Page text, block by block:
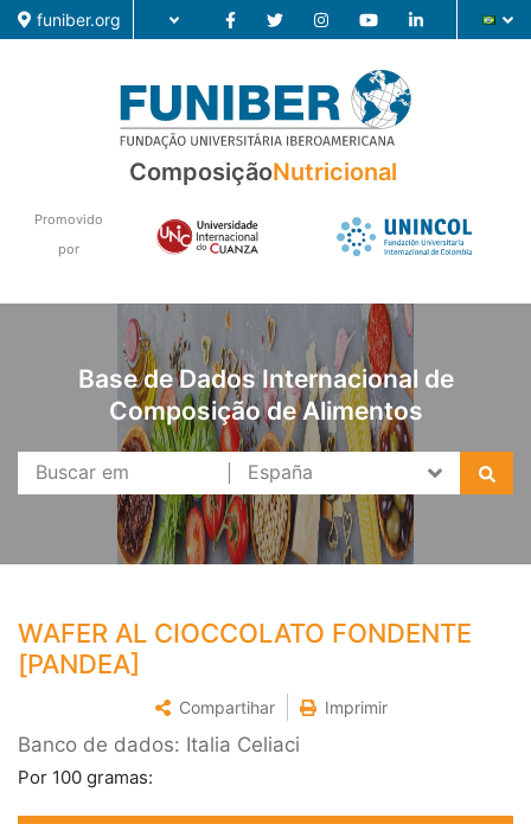
funiber.org
Pesquisa
ComposiçãoNutricional
Promovido
por
Base de Dados Internacional de
Composição de Alimentos
WAFER AL CIOCCOLATO FONDENTE
[PANDEA]
Compartihar Imprimir
Banco de dados: Italia Celiaci
Por 100 gramas: